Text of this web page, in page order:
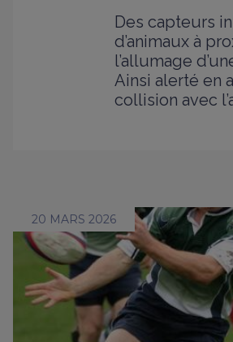
Des capteurs
d’animaux à
l’allumage
Ainsi alerté en
collision avec
20 MARS 2026